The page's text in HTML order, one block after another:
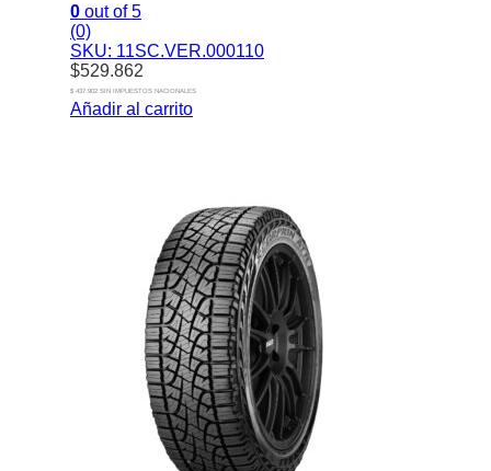
0 out of 5
(0)
SKU: 11SC.VER.000110
$529.862
$ 437.902 SIN IMPUESTOS NACIONALES
Añadir al carrito